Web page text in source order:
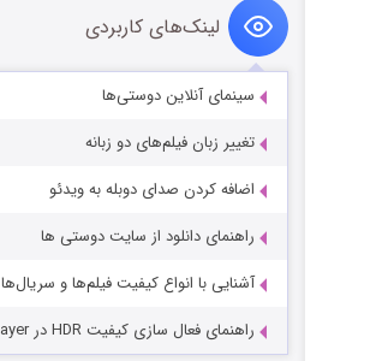
لینک‌های کاربردی
سینمای آنلاین دوستی‌ها
تغییر زبان فیلم‌های دو زبانه
اضافه کردن صدای دوبله به ویدئو
راهنمای دانلود از سایت دوستی ها
آشنایی با انواع کیفیت فیلم‌ها و سریال‌ها
راهنمای فعال سازی کیفیت HDR در PotPlayer